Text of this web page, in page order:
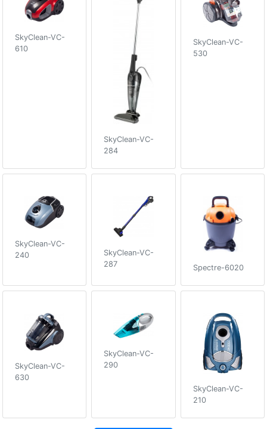
SkyClean-VC-
610
SkyClean-VC-
284
SkyClean-VC-
530
SkyClean-VC-
240
SkyClean-VC-
287
Spectre-6020
SkyClean-VC-
630
SkyClean-VC-
290
SkyClean-VC-
210